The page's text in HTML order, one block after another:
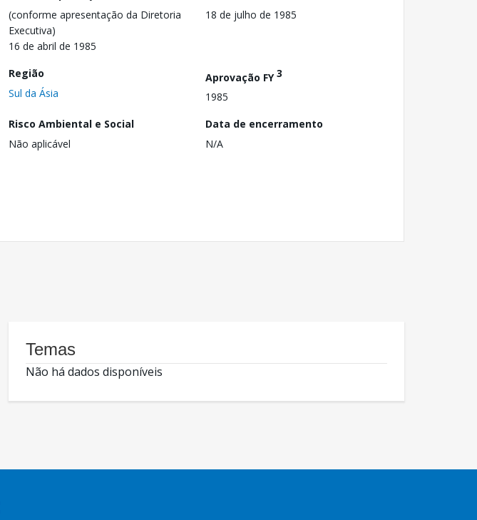
(conforme apresentação da Diretoria
Executiva)
16 de abril de 1985
18 de julho de 1985
Região
Sul da Ásia
Aprovação FY3
1985
Risco Ambiental e Social
Não aplicável
Data de encerramento
N/A
Temas
Não há dados disponíveis